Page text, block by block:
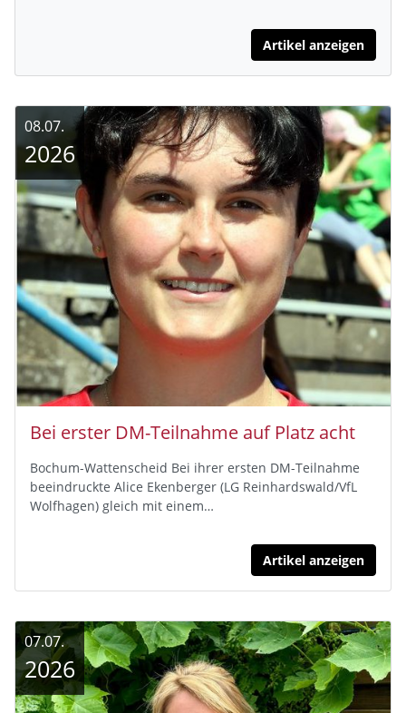
Artikel anzeigen
Bei erster DM-Teilnahme auf Platz acht
Bochum-Wattenscheid Bei ihrer ersten DM-Teilnahme
beeindruckte Alice Ekenberger (LG Reinhardswald/VfL
Wolfhagen) gleich mit einem…
Artikel anzeigen
08.07.
2026
07.07.
2026